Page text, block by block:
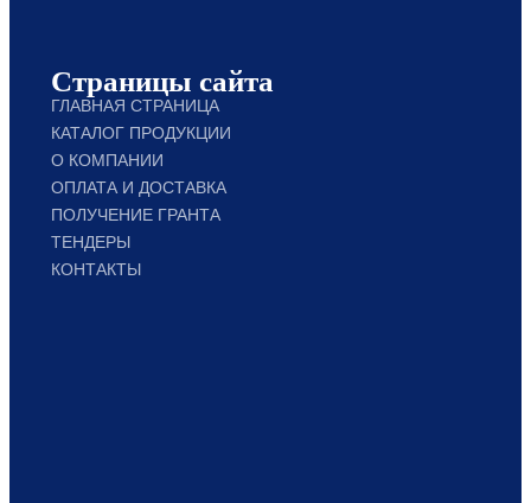
Страницы сайта
ГЛАВНАЯ СТРАНИЦА
КАТАЛОГ ПРОДУКЦИИ
О КОМПАНИИ
ОПЛАТА И ДОСТАВКА
ПОЛУЧЕНИЕ ГРАНТА
ТЕНДЕРЫ
КОНТАКТЫ